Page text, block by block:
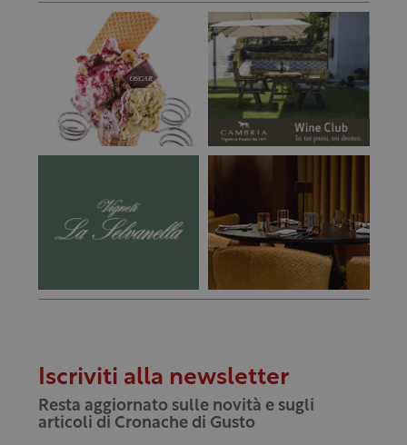
Iscriviti alla newsletter
Resta aggiornato sulle novità e sugli
articoli di Cronache di Gusto